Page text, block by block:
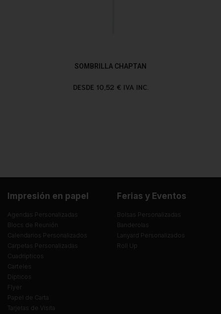
SOMBRILLA CHAPTAN
DESDE 10,52 € IVA INC.
Impresión en papel
Agendas Personalizadas
Blocs de Reunión
Calendarios Personalizados
Carpetas Personalizadas
Cuadrípticos
Carteles
Dípticos
Flyer
Papel de Carta
Tarjetas de Visita
Ferias y Eventos
Bolsas Personalizadas
Banderolas
Lanyard Personalizados
Roll Up